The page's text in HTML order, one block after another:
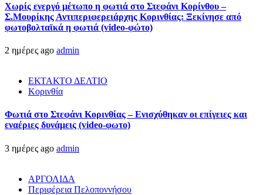
Χωρίς ενεργό μέτωπο η φωτιά στο Στεφάνι Κορίνθου –
Σ.Μουρίκης Αντιπεριφερειάρχης Κορινθίας: Ξεκίνησε από
φωτοβολταϊκά η φωτιά (video-φώτο)
2 ημέρες ago admin
ΕΚΤΑΚΤΟ ΔΕΛΤΙΟ
Κορινθία
Φωτιά στο Στεφάνι Κορινθίας – Ενισχύθηκαν οι επίγειες και
εναέριες δυνάμεις (video-φωτο)
3 ημέρες ago admin
ΑΡΓΟΛΙΔΑ
Περιφέρεια Πελοποννήσου